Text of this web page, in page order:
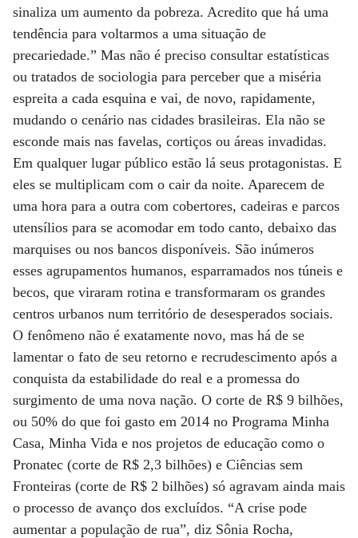
sinaliza um aumento da pobreza. Acredito que há uma
tendência para voltarmos a uma situação de
precariedade.” Mas não é preciso consultar estatísticas
ou tratados de sociologia para perceber que a miséria
espreita a cada esquina e vai, de novo, rapidamente,
mudando o cenário nas cidades brasileiras. Ela não se
esconde mais nas favelas, cortiços ou áreas invadidas.
Em qualquer lugar público estão lá seus protagonistas. E
eles se multiplicam com o cair da noite. Aparecem de
uma hora para a outra com cobertores, cadeiras e parcos
utensílios para se acomodar em todo canto, debaixo das
marquises ou nos bancos disponíveis. São inúmeros
esses agrupamentos humanos, esparramados nos túneis e
becos, que viraram rotina e transformaram os grandes
centros urbanos num território de desesperados sociais.
O fenômeno não é exatamente novo, mas há de se
lamentar o fato de seu retorno e recrudescimento após a
conquista da estabilidade do real e a promessa do
surgimento de uma nova nação. O corte de R$ 9 bilhões,
ou 50% do que foi gasto em 2014 no Programa Minha
Casa, Minha Vida e nos projetos de educação como o
Pronatec (corte de R$ 2,3 bilhões) e Ciências sem
Fronteiras (corte de R$ 2 bilhões) só agravam ainda mais
o processo de avanço dos excluídos. “A crise pode
aumentar a população de rua”, diz Sônia Rocha,